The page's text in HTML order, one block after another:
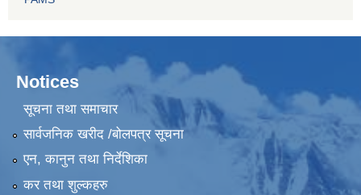
Notices
सूचना तथा समाचार
सार्वजनिक खरीद /बोलपत्र सूचना
एन, कानुन तथा निर्देशिका
कर तथा शुल्कहरु